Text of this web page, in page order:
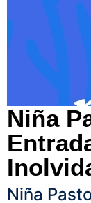
Niña
Niña